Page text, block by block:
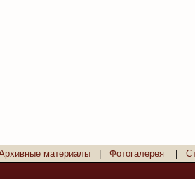
материалы Фотогалерея